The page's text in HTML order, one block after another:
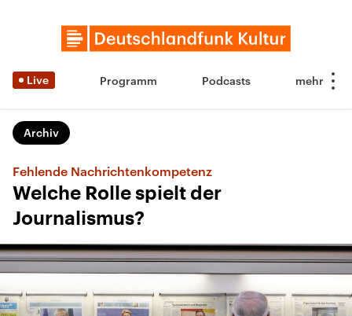
Live Programm Podcasts
Archiv
Fehlende Nachrichtenkompetenz
Welche Rolle spielt der
Journalismus?